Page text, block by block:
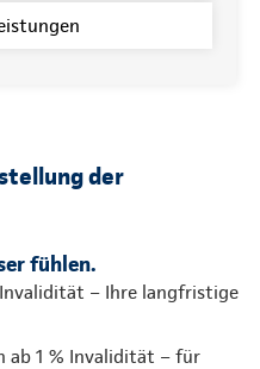
der
fühlen.
– Ihre langfristige
ab 1 % Invalidität – für